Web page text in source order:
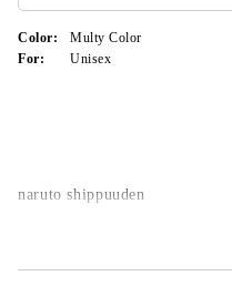
naruto shippuuden
Color:
Multy Color
For:
Unisex